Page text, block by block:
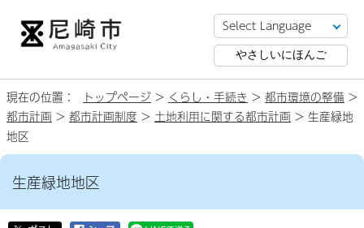
やさしいにほんご
現在の位置： トップページ > くらし・手続き > 都市環境の整備 >
都市計画 > 都市計画制度 > 土地利用に関する都市計画 > 生産緑地
地区
生産緑地地区